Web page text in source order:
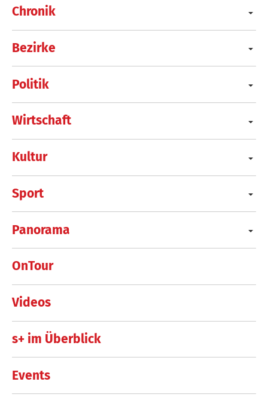
Chronik
Bezirke
Politik
Wirtschaft
Kultur
Sport
Panorama
OnTour
Videos
s+ im Überblick
Events